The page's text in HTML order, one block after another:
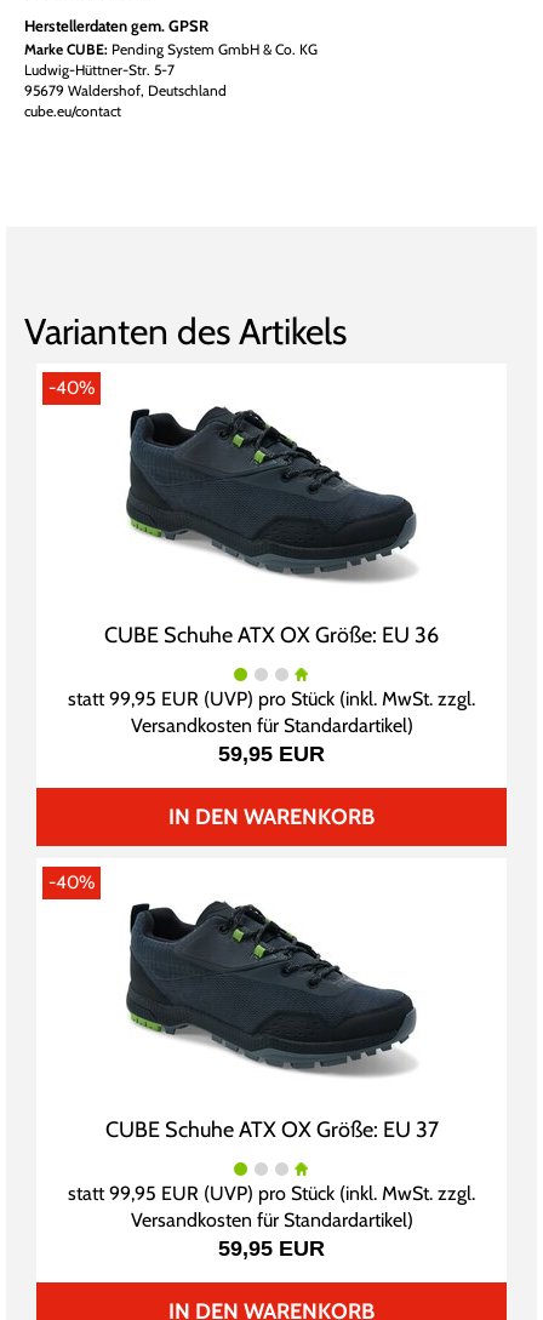
Herstellerdaten gem. GPSR
Marke CUBE: Pending System GmbH & Co. KG
Ludwig-Hüttner-Str. 5-7
95679 Waldershof, Deutschland
cube.eu/contact
Varianten des Artikels
-40%
CUBE Schuhe ATX OX Größe: EU 36
statt99,95 EUR (UVP) pro Stück (inkl. MwSt. zzgl.
Versandkosten für Standardartikel)
59,95 EUR
IN DEN WARENKORB
-40%
CUBE Schuhe ATX OX Größe: EU 37
statt99,95 EUR (UVP) pro Stück (inkl. MwSt. zzgl.
Versandkosten für Standardartikel)
59,95 EUR
IN DEN WARENKORB